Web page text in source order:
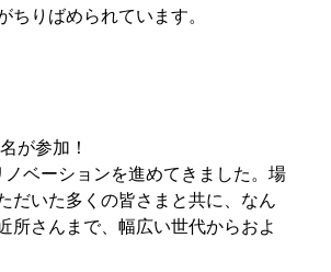
りばめられています。
が参加！
ベーションを進めてきました。場
だいた多くの皆さまと共に、なん
所さんまで、幅広い世代からおよ